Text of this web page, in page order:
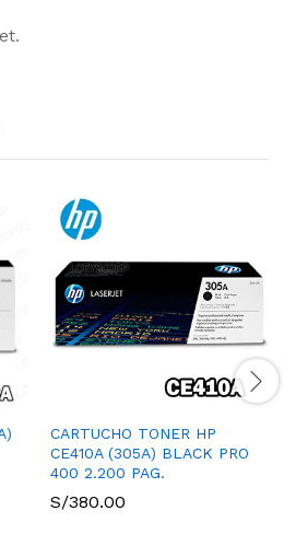
CARTUCHO TONER HP
CE410A (305A) BLACK PRO
400 2.200 PAG.
S/380.00